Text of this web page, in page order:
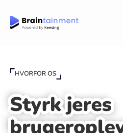
HVORFOR OS
Styrk jeres